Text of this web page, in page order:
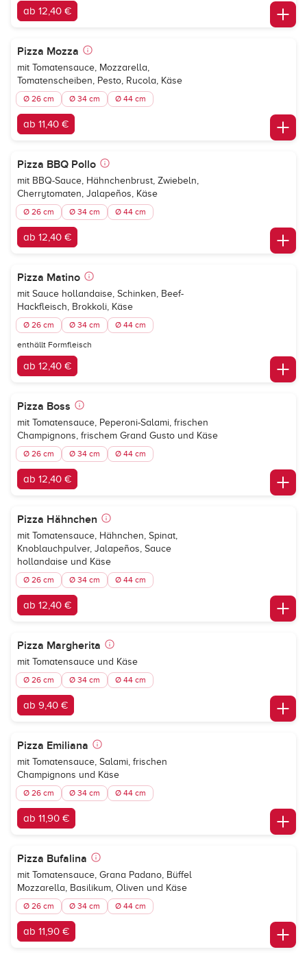
ab 12,40 €
Pizza Mozza
mit Tomatensauce, Mozzarella,
Tomatenscheiben, Pesto, Rucola, Käse
Ø 26 cm Ø 34 cm Ø 44 cm
ab 11,40 €
Pizza BBQ Pollo
mit BBQ-Sauce, Hähnchenbrust, Zwiebeln,
Cherrytomaten, Jalapeños, Käse
Ø 26 cm Ø 34 cm Ø 44 cm
ab 12,40 €
Pizza Matino
mit Sauce hollandaise, Schinken, Beef-
Hackfleisch, Brokkoli, Käse
Ø 26 cm Ø 34 cm Ø 44 cm
enthällt Formfleisch
ab 12,40 €
Pizza Boss
mit Tomatensauce, Peperoni-Salami, frischen
Champignons, frischem Grand Gusto und Käse
Ø 26 cm Ø 34 cm Ø 44 cm
ab 12,40 €
Pizza Hähnchen
mit Tomatensauce, Hähnchen, Spinat,
Knoblauchpulver, Jalapeños, Sauce
hollandaise und Käse
Ø 26 cm Ø 34 cm Ø 44 cm
ab 12,40 €
Pizza Margherita
mit Tomatensauce und Käse
Ø 26 cm Ø 34 cm Ø 44 cm
ab 9,40 €
Pizza Emiliana
mit Tomatensauce, Salami, frischen
Champignons und Käse
Ø 26 cm Ø 34 cm Ø 44 cm
ab 11,90 €
Pizza Bufalina
mit Tomatensauce, Grana Padano, Büffel
Mozzarella, Basilikum, Oliven und Käse
Ø 26 cm Ø 34 cm Ø 44 cm
ab 11,90 €